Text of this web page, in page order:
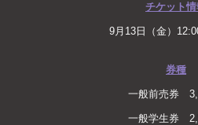
チケット情
9月13日（金）
券種
一般前売券
一般学生券